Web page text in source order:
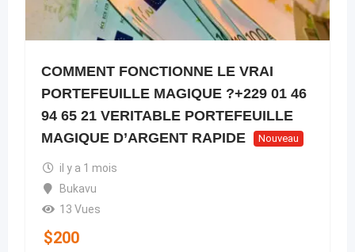
COMMENT FONCTIONNE LE VRAI
PORTEFEUILLE MAGIQUE ?+229 01 46
94 65 21 VERITABLE PORTEFEUILLE
MAGIQUE D’ARGENT RAPIDE
Nouveau
il y a 1 mois
Bukavu
13 Vues
$200